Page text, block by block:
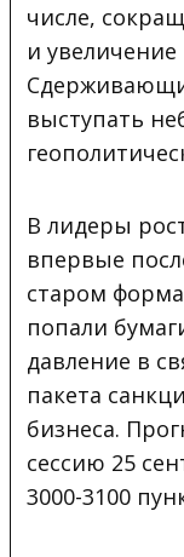
числе,
и увеличение
выступать
В лидеры
впервые
старом
попали
давление в
пакета
бизнеса.
сессию 25
3000-3100